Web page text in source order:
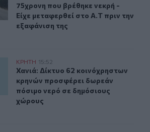
75χρονη που βρέθηκε νεκρή -
Είχε μεταφερθεί στο Α.Τ πριν την
εξαφάνιση της
κοινόχρηστων κρηνών προσφέρει
ΚΡΗΤΗ 15:52
Χανιά: Δίκτυο 62 κοινόχρηστων
Χανιά: Δίκτυο 62 κοινόχρηστων
κρηνών προσφέρει δωρεάν
πόσιμο νερό σε δημόσιους
χώρους